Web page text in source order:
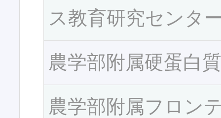
ス教育研究センタ
農学部附属硬蛋白
農学部附属フロン